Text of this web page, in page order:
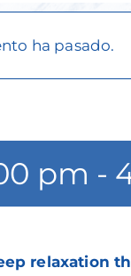
ha pasado.
pm -
relaxation